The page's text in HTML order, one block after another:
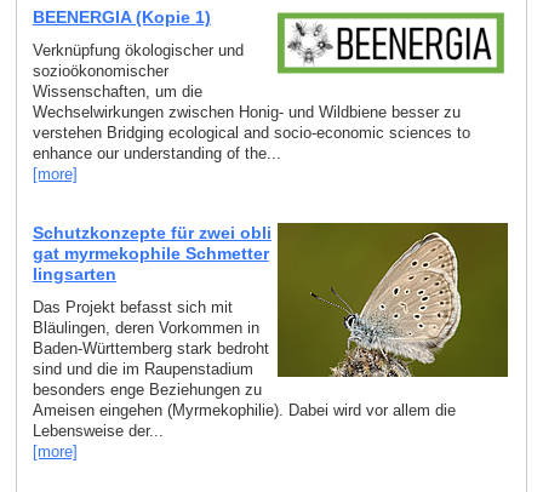
BEENERGIA (Kopie 1)
Verknüpfung ökologischer und
sozioökonomischer
Wissenschaften, um die
Wechselwirkungen zwischen Honig- und Wildbiene besser zu
verstehen Bridging ecological and socio-economic sciences to
enhance our understanding of the...
[more]
Schutzkonzepte für zwei obli
gat myrmekophile Schmetter
lingsarten
Das Projekt befasst sich mit
Bläulingen, deren Vorkommen in
Baden-Württemberg stark bedroht
sind und die im Raupenstadium
besonders enge Beziehungen zu
Ameisen eingehen (Myrmekophilie). Dabei wird vor allem die
Lebensweise der...
[more]